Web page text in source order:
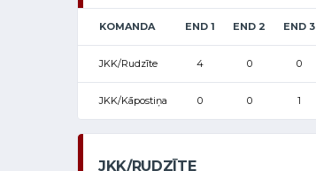
KOMANDA END 1 END 2 END 3
JKK/Rudzīte 4 0 0
JKK/Kāpostiņa 0 0 1
JKK/RUDZĪTE